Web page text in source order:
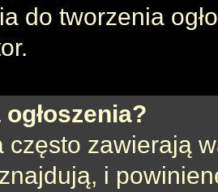
do tworzenia
często zawierają
i